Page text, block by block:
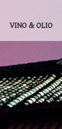
VINO & OLIO